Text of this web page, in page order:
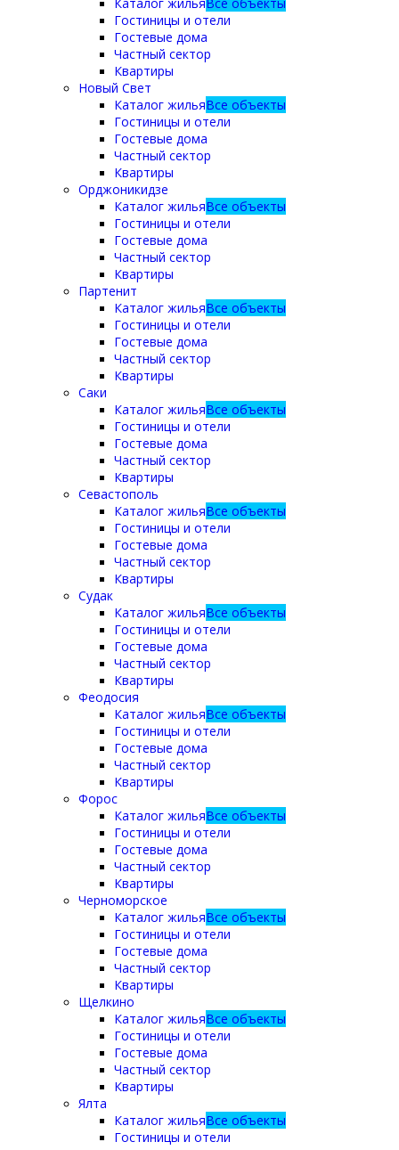
Гостиницы и отели
Гостевые дома
Частный сектор
Квартиры
Новый Свет
Каталог жильяВсе объекты
Гостиницы и отели
Гостевые дома
Частный сектор
Квартиры
Орджоникидзе
Каталог жильяВсе объекты
Гостиницы и отели
Гостевые дома
Частный сектор
Квартиры
Партенит
Каталог жильяВсе объекты
Гостиницы и отели
Гостевые дома
Частный сектор
Квартиры
Саки
Каталог жильяВсе объекты
Гостиницы и отели
Гостевые дома
Частный сектор
Квартиры
Севастополь
Каталог жильяВсе объекты
Гостиницы и отели
Гостевые дома
Частный сектор
Квартиры
Судак
Каталог жильяВсе объекты
Гостиницы и отели
Гостевые дома
Частный сектор
Квартиры
Феодосия
Каталог жильяВсе объекты
Гостиницы и отели
Гостевые дома
Частный сектор
Квартиры
Форос
Каталог жильяВсе объекты
Гостиницы и отели
Гостевые дома
Частный сектор
Квартиры
Черноморское
Каталог жильяВсе объекты
Гостиницы и отели
Гостевые дома
Частный сектор
Квартиры
Щелкино
Каталог жильяВсе объекты
Гостиницы и отели
Гостевые дома
Частный сектор
Квартиры
Ялта
Каталог жильяВсе объекты
Гостиницы и отели